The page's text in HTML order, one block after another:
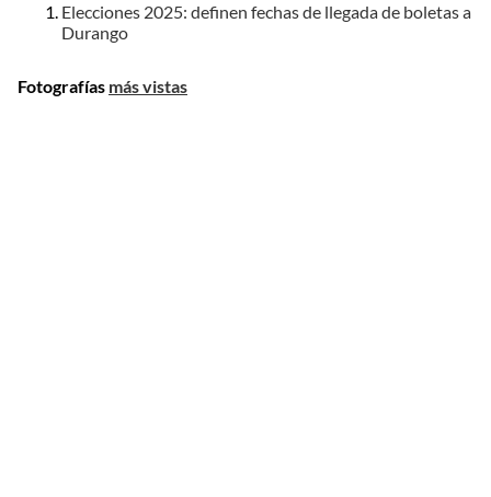
Elecciones 2025: definen fechas de llegada de boletas a
Durango
Fotografías más vistas